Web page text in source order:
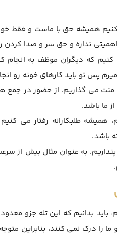
همیشه حق با ماست و فقط
نداره و حق سر و صدا کردن
که دیگران موظف به انجام
پس تو باید کارهای خونه رو
منت می گذاریم. از حضور در جمع
ما باشد.
طلبکارانه رفتار می
باشد.
به عنوان مثال بیش از
باید بدانیم که این تله جزو
درک نمی کنند، بنابراین